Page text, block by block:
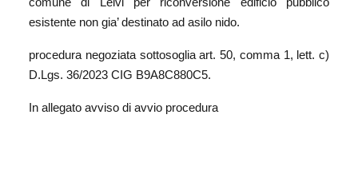
esistente non gia’ destinato ad asilo nido.
procedura negoziata sottosoglia art. 50, comma 1, lett. c)
D.Lgs. 36/2023 CIG B9A8C880C5.
In allegato avviso di avvio procedura